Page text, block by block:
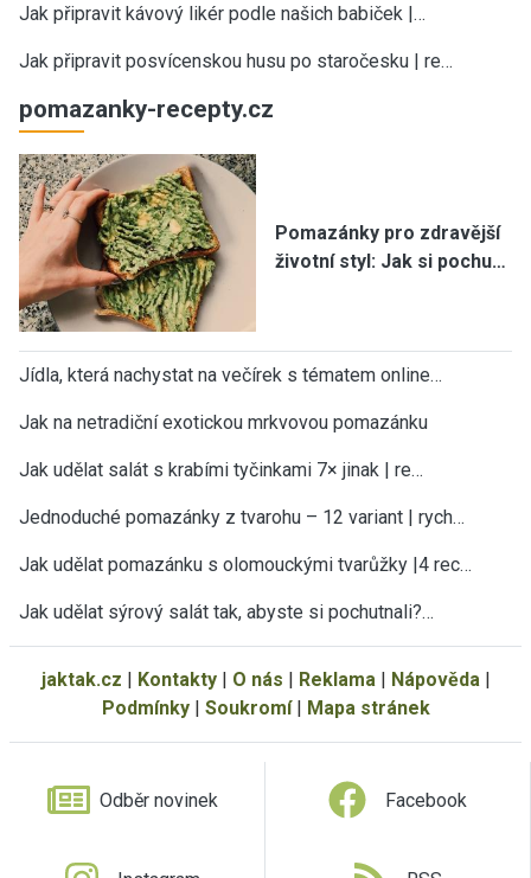
Jak připravit kávový likér podle našich babiček |…
Jak připravit posvícenskou husu po staročesku | re…
pomazanky-recepty.cz
Pomazánky pro zdravější
životní styl: Jak si pochu…
Jídla, která nachystat na večírek s tématem online…
Jak na netradiční exotickou mrkvovou pomazánku
Jak udělat salát s krabími tyčinkami 7× jinak | re…
Jednoduché pomazánky z tvarohu – 12 variant | rych…
Jak udělat pomazánku s olomouckými tvarůžky |4 rec…
Jak udělat sýrový salát tak, abyste si pochutnali?…
jaktak.cz | Kontakty| O nás | Reklama| Nápověda|
Podmínky| Soukromí| Mapa stránek
Odběr novinek Facebook